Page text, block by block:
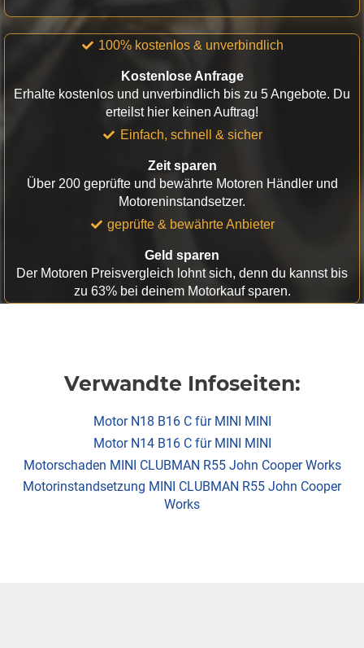
100% kostenlos & unverbindlich
Kostenlose Anfrage
Erhalte kostenlos und unverbindlich bis zu 5 Angebote. Du
erteilst hier keinen Auftrag!
Einfach, schnell & sicher
Zeit sparen
Über 200 geprüfte und bewährte Motoren Händler und
Motoreninstandsetzer.
geprüfte & bewährte Anbieter
Geld sparen
Der Motoren Preisvergleich lohnt sich, denn du kannst bis
zu 63% bei deinem Motorkauf sparen.
Verwandte Infoseiten:
Motor N18 B16 C für MINI MINI
Motor N14 B16 C für MINI MINI
Motorschaden MINI CLUBMAN R55 John Cooper Works
Motorinstandsetzung MINI CLUBMAN R55 John Cooper
Works